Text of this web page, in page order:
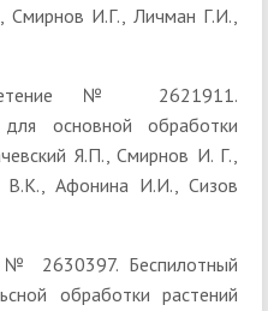
Смирнов И.Г., Личман Г.И.,
№ 2621911.
для основной обработки
Я.П., Смирнов И. Г.,
В.К., Афонина И.И., Сизов
№ 2630397. Беспилотный
обработки растений